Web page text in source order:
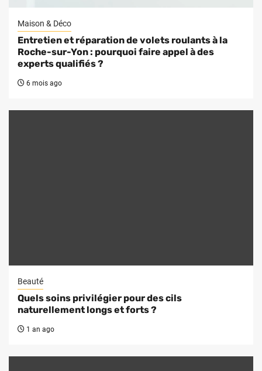
Maison & Déco
Entretien et réparation de volets roulants à la
Roche-sur-Yon : pourquoi faire appel à des
experts qualifiés ?
6 mois ago
Beauté
Quels soins privilégier pour des cils
naturellement longs et forts ?
1 an ago